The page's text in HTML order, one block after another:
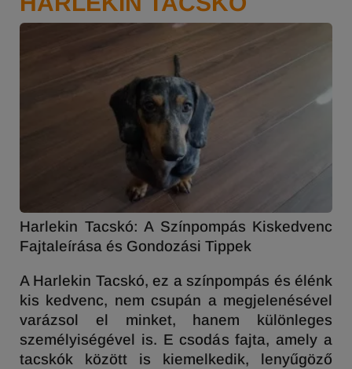
Harlekin Tacskó: A Színpompás Kiskedvenc
Fajtaleírása és Gondozási Tippek
A Harlekin Tacskó, ez a színpompás és élénk
kis kedvenc, nem csupán a megjelenésével
varázsol el minket, hanem különleges
személyiségével is. E csodás fajta, amely a
tacskók között is kiemelkedik, lenyűgöző